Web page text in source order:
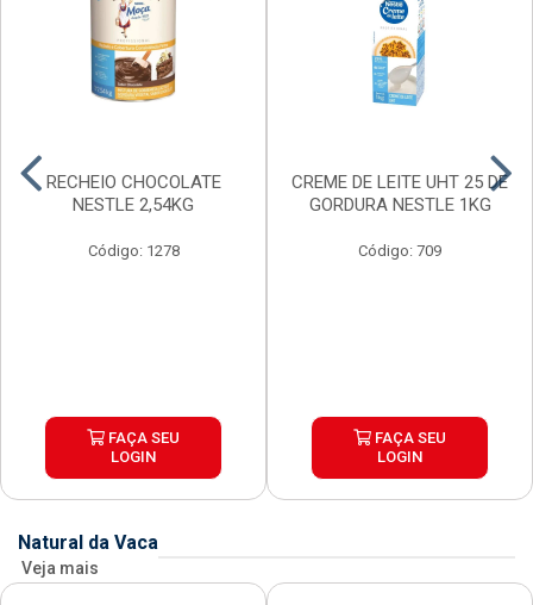
RECHEIO CHOCOLATE
NESTLE 2,54KG
Código: 1278
FAÇA SEU
LOGIN
CREME DE LEITE UHT 25 DE
GORDURA NESTLE 1KG
Código: 709
FAÇA SEU
LOGIN
Natural da Vaca
Veja mais